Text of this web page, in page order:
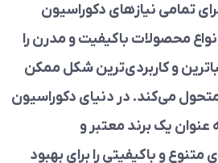
تمامی نیازهای دکوراسیون
محصولات باکیفیت و مدرن را
و کاربردی‌ترین شکل ممکن
می‌کند. در دنیای دکوراسیون
عنوان یک برند معتبر و
و باکیفیتی را برای بهبود